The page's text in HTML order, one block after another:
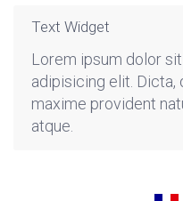
Text Widget
Lorem ipsum dolor
adipisicing elit. Dicta,
maxime provident
atque.